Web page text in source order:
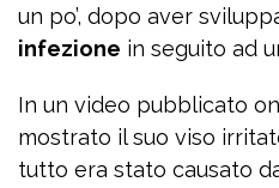
un po’, dopo aver
infezione in seguito ad
In un video pubblicato
mostrato il suo viso
tutto era stato causato